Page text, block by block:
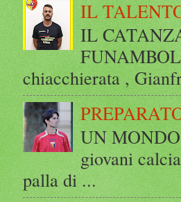
IL
IL
chiacchierata ,
UN
giovani
palla di ...